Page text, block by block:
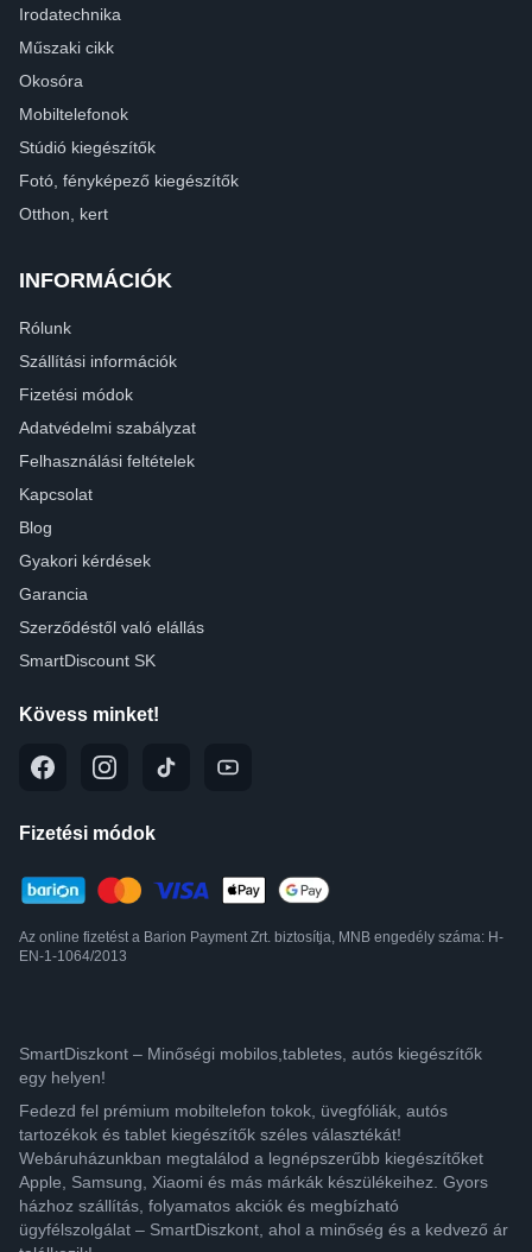
Irodatechnika
Műszaki cikk
Okosóra
Mobiltelefonok
Stúdió kiegészítők
Fotó, fényképező kiegészítők
Otthon, kert
INFORMÁCIÓK
Rólunk
Szállítási információk
Fizetési módok
Adatvédelmi szabályzat
Felhasználási feltételek
Kapcsolat
Blog
Gyakori kérdések
Garancia
Szerződéstől való elállás
SmartDiscount SK
Kövess minket!
Fizetési módok
Az online fizetést a Barion Payment Zrt. biztosítja, MNB engedély száma: H-
EN-1-1064/2013
SmartDiszkont – Minőségi mobilos,tabletes, autós kiegészítők
egy helyen!
Fedezd fel prémium mobiltelefon tokok, üvegfóliák, autós
tartozékok és tablet kiegészítők széles választékát!
Webáruházunkban megtalálod a legnépszerűbb kiegészítőket
Apple, Samsung, Xiaomi és más márkák készülékeihez. Gyors
házhoz szállítás, folyamatos akciók és megbízható
ügyfélszolgálat – SmartDiszkont, ahol a minőség és a kedvező ár